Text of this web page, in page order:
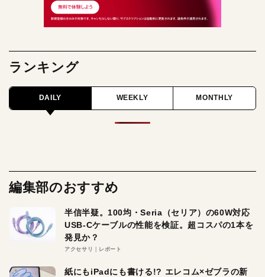
ランキング
DAILY WEEKLY MONTHLY
編集部のおすすめ
半信半疑。100均・Seria（セリア）の60W対応
USB-Cケーブルの性能を検証。超コスパの1本を
発見か？
アクセサリ レポート
紙にもiPadにも書ける!? エレコム×ゼブラの新